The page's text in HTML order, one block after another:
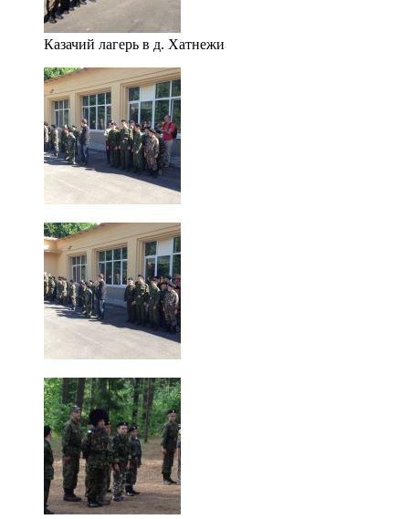
Казачий лагерь в д. Хатнежи